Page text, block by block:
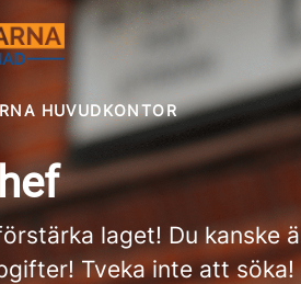
HUVUDKONTOR
laget! Du kanske
Tveka inte att söka!